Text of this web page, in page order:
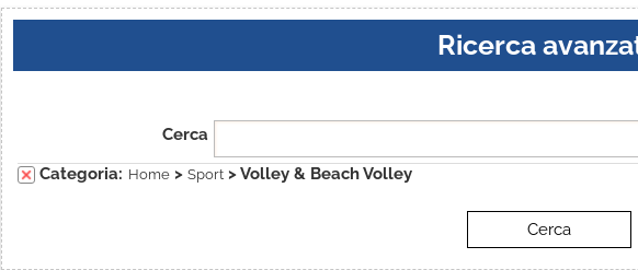
Ricerca
Cerca
Categoria: Home > Sport > Volley & Beach Volley